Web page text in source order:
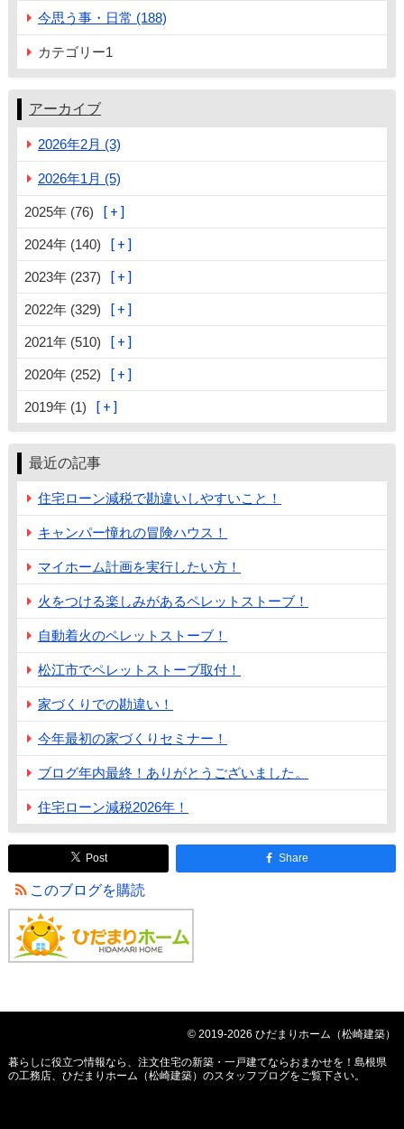
今思う事・日常 (188)
カテゴリー1
アーカイブ
2026年2月 (3)
2026年1月 (5)
2025年 (76)
2024年 (140)
2023年 (237)
2022年 (329)
2021年 (510)
2020年 (252)
2019年 (1)
最近の記事
住宅ローン減税で勘違いしやすいこと！
キャンパー憧れの冒険ハウス！
マイホーム計画を実行したい方！
火をつける楽しみがあるペレットストーブ！
自動着火のペレットストーブ！
松江市でペレットストーブ取付！
家づくりでの勘違い！
今年最初の家づくりセミナー！
ブログ年内最終！ありがとうございました。
住宅ローン減税2026年！
Post Share
このブログを購読
© 2019-2026 ひだまりホーム（松崎建築）
暮らしに役立つ情報なら、 注文住宅の新築・一戸建てならおまかせを！島根県
の工務店、ひだまりホーム（松崎建築）のスタッフブログをご覧下さい。